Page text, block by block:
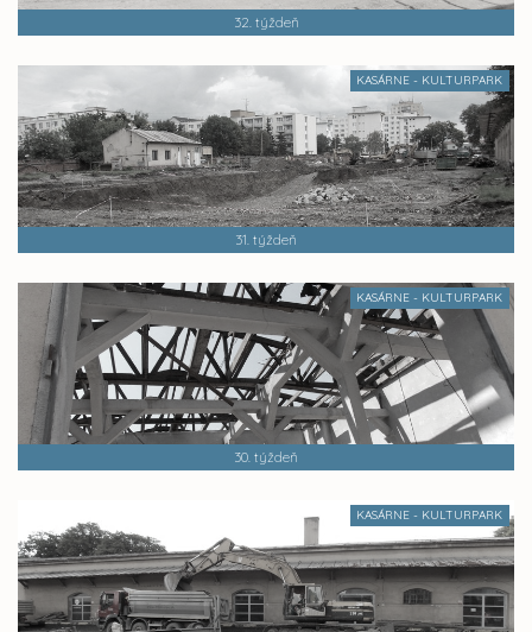
32. týždeň
KASÁRNE - KULTURPARK
31. týždeň
KASÁRNE - KULTURPARK
30. týždeň
KASÁRNE - KULTURPARK